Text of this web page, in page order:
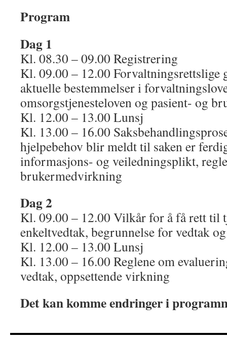
Program
Dag 1
Kl. 08.30 – 09.00 Registrering
Kl. 09.00 – 12.00 Forvaltningsrettslige
aktuelle bestemmelser i
omsorgstjenesteloven og pasient- og
Kl. 12.00 – 13.00 Lunsj
Kl. 13.00 – 16.00
hjelpebehov blir meldt til saken er
informasjons- og veiledningsplikt,
brukermedvirkning
Dag 2
Kl. 09.00 – 12.00 Vilkår for å få rett til
enkeltvedtak, begrunnelse for vedtak
Kl. 12.00 – 13.00 Lunsj
Kl. 13.00 – 16.00 Reglene om
vedtak, oppsettende virkning
Det kan komme endringer i